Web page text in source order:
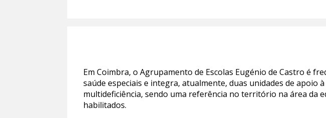
Em Coimbra, o Agrupamento de Escolas Eugénio de Castro é
saúde especiais e integra, atualmente, duas unidades de apoio
multideficiência, sendo uma referência no território na área da
habilitados.